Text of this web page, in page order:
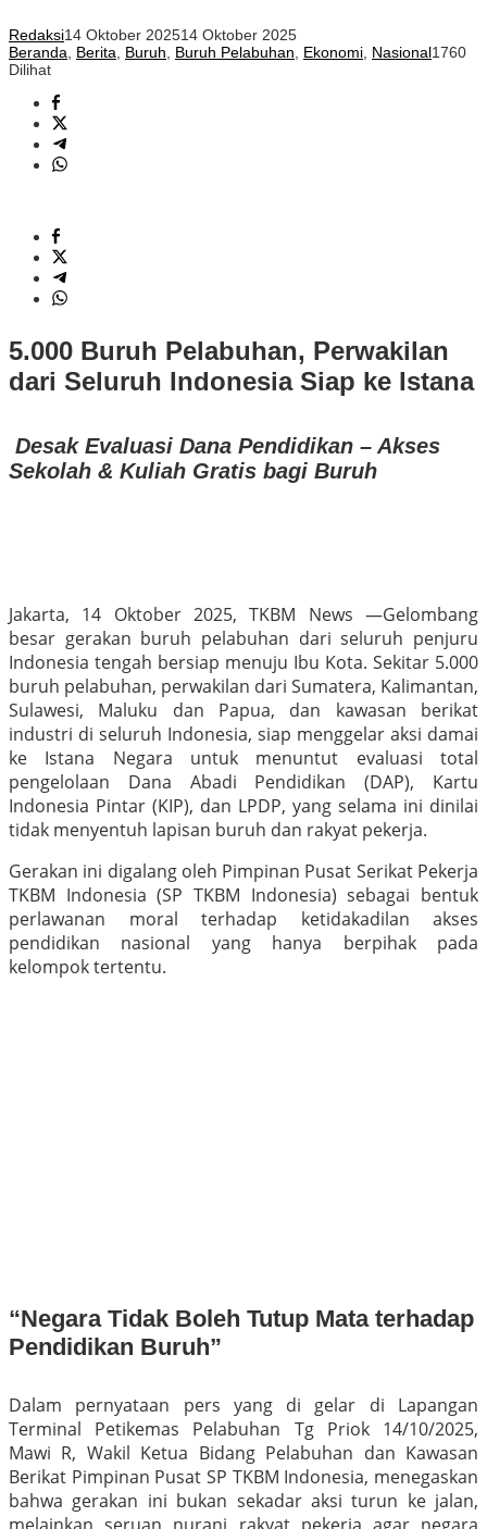
Redaksi14 Oktober 202514 Oktober 2025
Beranda
Berita Buruh Buruh Pelabuhan Ekonomi Nasional1760
Dilihat
5.000 Buruh Pelabuhan, Perwakilan
dari Seluruh Indonesia Siap ke Istana
Desak Evaluasi Dana Pendidikan – Akses
Sekolah & Kuliah Gratis bagi Buruh
Jakarta, 14 Oktober 2025, TKBM News —Gelombang
besar gerakan buruh pelabuhan dari seluruh penjuru
Indonesia tengah bersiap menuju Ibu Kota. Sekitar 5.000
buruh pelabuhan, perwakilan dari Sumatera, Kalimantan,
Sulawesi, Maluku dan Papua, dan kawasan berikat
industri di seluruh Indonesia, siap menggelar aksi damai
ke Istana Negara untuk menuntut evaluasi total
pengelolaan Dana Abadi Pendidikan (DAP), Kartu
Indonesia Pintar (KIP), dan LPDP, yang selama ini dinilai
tidak menyentuh lapisan buruh dan rakyat pekerja.
Gerakan ini digalang oleh Pimpinan Pusat Serikat Pekerja
TKBM Indonesia (SP TKBM Indonesia) sebagai bentuk
perlawanan moral terhadap ketidakadilan akses
pendidikan nasional yang hanya berpihak pada
kelompok tertentu.
“Negara Tidak Boleh Tutup Mata terhadap
Pendidikan Buruh”
Dalam pernyataan pers yang di gelar di Lapangan
Terminal Petikemas Pelabuhan Tg Priok 14/10/2025,
Mawi R, Wakil Ketua Bidang Pelabuhan dan Kawasan
Berikat Pimpinan Pusat SP TKBM Indonesia, menegaskan
bahwa gerakan ini bukan sekadar aksi turun ke jalan,